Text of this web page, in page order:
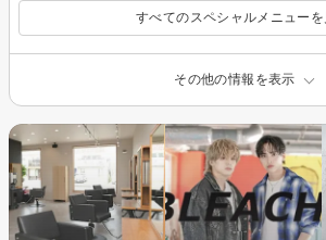
すべてのスペシャルメニューを
その他の情報を表示